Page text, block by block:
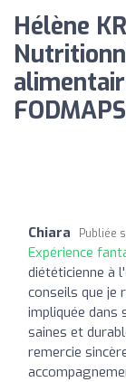
Hélène
Chiara Publiée
Expérience
diététicienne à
conseils que je
impliquée dans
saines et
remercie